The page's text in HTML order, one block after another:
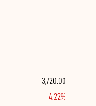
3,720.00
-4.22%